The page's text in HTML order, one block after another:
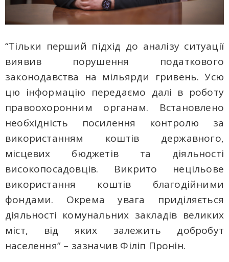
“Тільки перший підхід до аналізу ситуації
виявив порушення податкового
законодавства на мільярди гривень. Усю
цю інформацію передаємо далі в роботу
правоохоронним органам. Встановлено
необхідність посилення контролю за
використанням коштів державного,
місцевих бюджетів та діяльності
високопосадовців. Викрито нецільове
використання коштів благодійними
фондами. Окрема увага приділяється
діяльності комунальних закладів великих
міст, від яких залежить добробут
населення” – зазначив Філіп Пронін.